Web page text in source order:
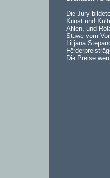
Die Jury
Kunst und
Ahlen, und
Stuwe vom
Lilijana
Die Preise